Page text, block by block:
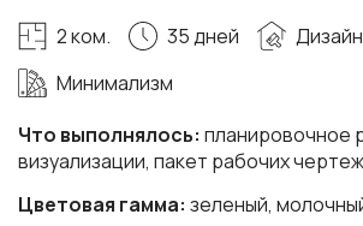
Что выполнялось: планировочное
визуализации, пакет рабочих
Цветовая гамма: зеленый,
2 ком. 35 дней
Минимализм